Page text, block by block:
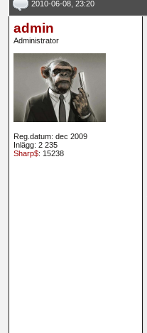
2010-06-08, 23:20
admin
Administrator
Reg.datum: dec 2009
Inlägg: 2 235
Sharp$: 15238